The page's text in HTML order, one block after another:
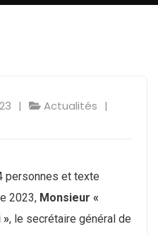
Actualités
2023, Monsieur «
», le secrétaire général de